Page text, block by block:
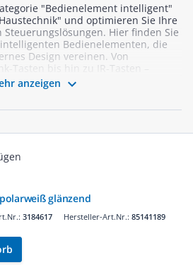
"Bedienelement intelligent"
und optimieren Sie Ihre
Hier finden Sie
Bedienelementen, die
Design vereinen. Von
Tasten bis hin zu IR-Tasten –
die perfekte Lösung für eine
Steuerung Ihrer Haustechnik.
anzeigen 
glänzend
3184617 Hersteller-Art.Nr.: 85141189